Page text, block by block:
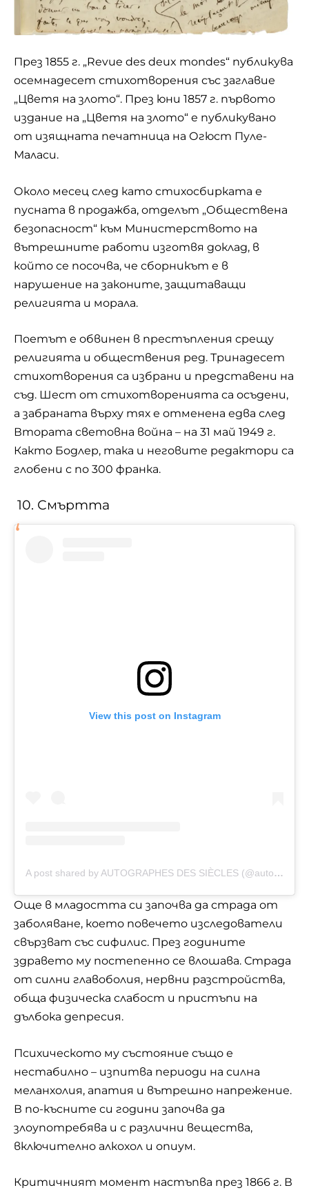
През 1855 г. „Revue des deux mondes“ публикува
осемнадесет стихотворения със заглавие
„Цветя на злото“. През юни 1857 г. първото
издание на „Цветя на злото“ е публикувано
от изящната печатница на Огюст Пуле-
Маласи.
Около месец след като стихосбирката е
пусната в продажба, отделът „Обществена
безопасност“ към Министерството на
вътрешните работи изготвя доклад, в
който се посочва, че сборникът е в
нарушение на законите, защитаващи
религията и морала.
Поетът е обвинен в престъпления срещу
религията и обществения ред. Тринадесет
стихотворения са избрани и представени на
съд. Шест от стихотворенията са осъдени,
а забраната върху тях е отменена едва след
Втората световна война – на 31 май 1949 г.
Както Бодлер, така и неговите редактори са
глобени с по 300 франка.
10. Смъртта
View this post on Instagram
A post shared by AUTOGRAPHES DES SIÈCLES (@autographes_des_siecles)
Още в младостта си започва да страда от
заболяване, което повечето изследователи
свързват със сифилис. През годините
здравето му постепенно се влошава. Страда
от силни главоболия, нервни разстройства,
обща физическа слабост и пристъпи на
дълбока депресия.
Психическото му състояние също е
нестабилно – изпитва периоди на силна
меланхолия, апатия и вътрешно напрежение.
В по-късните си години започва да
злоупотребява и с различни вещества,
включително алкохол и опиум.
Критичният момент настъпва през 1866 г. В